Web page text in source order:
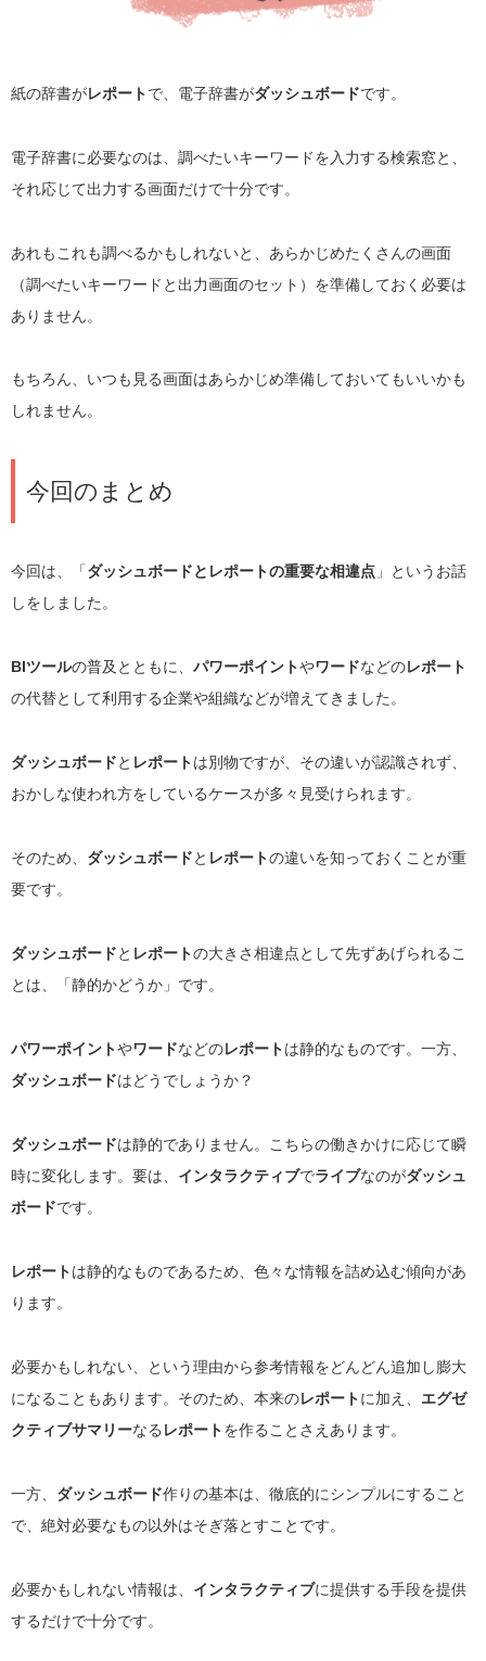
紙の辞書がレポートで、電子辞書がダッシュボードです。
電子辞書に必要なのは、調べたいキーワードを入力する検索窓と、
それ応じて出力する画面だけで十分です。
あれもこれも調べるかもしれないと、あらかじめたくさんの画面
（調べたいキーワードと出力画面のセット）を準備しておく必要は
ありません。
もちろん、いつも見る画面はあらかじめ準備しておいてもいいかも
しれません。
今回のまとめ
今回は、「ダッシュボードとレポートの重要な相違点 」というお話
しをしました。
BIツールの普及とともに、 パワーポイントやワードなどのレポート
の代替として利用する企業や組織などが増えてきました。
ダッシュボードと レポートは別物ですが、その違いが認識されず、
おかしな使われ方をしているケースが多々見受けられます。
そのため、 ダッシュボードと レポートの違いを知っておくことが重
要です。
ダッシュボードと レポートの大きさ相違点として先ずあげられるこ
とは、「静的かどうか」です。
パワーポイントやワードなどのレポートは静的なものです。一方、
ダッシュボードはどうでしょうか？
ダッシュボードは静的でありません。こちらの働きかけに応じて瞬
時に変化します。要は、 インタラクティブでライブなのがダッシュ
ボードです。
レポートは静的なものであるため、色々な情報を詰め込む傾向があ
ります。
必要かもしれない、という理由から参考情報をどんどん追加し膨大
になることもあります。そのため、本来のレポートに加え、 エグゼ
クティブサマリーなる レポートを作ることさえあります。
一方、 ダッシュボード作りの基本は、徹底的にシンプルにすること
で、絶対必要なもの以外はそぎ落とすことです。
必要かもしれない情報は、 インタラクティブに提供する手段を提供
するだけで十分です。